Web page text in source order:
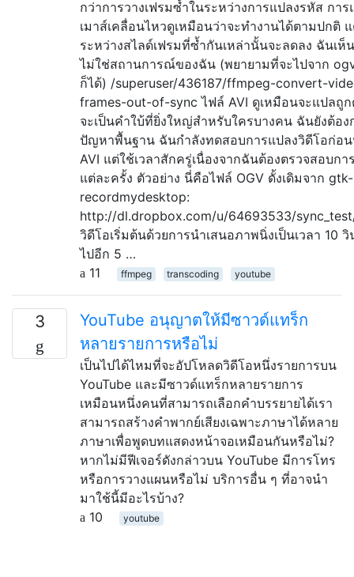
กว่าการวางเฟรมซ้ำในระหว่างการแปลงรหัส กา
เมาส์เคลื่อนไหวดูเหมือนว่าจะทำงานได้ตามปกติ
ระหว่างสไลด์เฟรมที่ซ้ำกันเหล่านั้นจะลดลง ฉันเ
ไม่ใช่สถานการณ์ของฉัน (พยายามที่จะไปจาก
ก็ได้) /superuser/436187/ffmpeg-convert-
frames-out-of-sync ไฟล์ AVI ดูเหมือนจะแปลถู
จะเป็นคำใบ้ที่ยิ่งใหญ่สำหรับใครบางคน ฉันยังต้อ
ปัญหาพื้นฐาน ฉันกำลังทดสอบการแปลงวิดีโอก่อ
AVI แต่ใช้เวลาสักครู่เนื่องจากฉันต้องตรวจสอบกา
แต่ละครั้ง ตัวอย่าง นี่คือไฟล์ OGV ดั้งเดิมจาก gtk-
recordmydesktop:
http://dl.dropbox.com/u/64693533/
วิดีโอเริ่มต้นด้วยการนำเสนอภาพนิ่งเป็นเวลา 10
ไปอีก 5 …
11
ffmpeg transcoding youtube
3
YouTube อนุญาตให้มีซาวด์แทร็ก
หลายรายการหรือไม่
เป็นไปได้ไหมที่จะอัปโหลดวิดีโอหนึ่งรายการบน
YouTube และมีซาวด์แทร็กหลายรายการ
เหมือนหนึ่งคนที่สามารถเลือกคำบรรยายได้เรา
สามารถสร้างคำพากย์เสียงเฉพาะภาษาได้หลาย
ภาษาเพื่อพูดบทแสดงหน้าจอเหมือนกันหรือไม่?
หากไม่มีฟีเจอร์ดังกล่าวบน YouTube มีการโทร
หรือการวางแผนหรือไม่ บริการอื่น ๆ ที่อาจนำ
มาใช้นี้มีอะไรบ้าง?
10
youtube